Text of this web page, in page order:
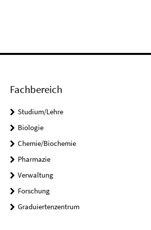
Fachbereich
Studium/Lehre
Biologie
Chemie/Biochemie
Pharmazie
Verwaltung
Forschung
Graduiertenzentrum